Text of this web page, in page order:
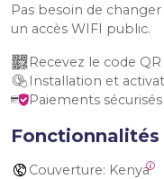
Pas besoin de
un accès WIFI public.
Recevez le code
Installation et
Paiements
Fonctionnalités
Couverture: Kenya